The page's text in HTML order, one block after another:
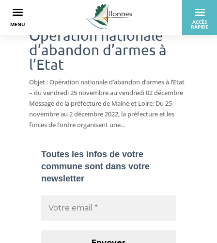
Opération nationale
d’abandon d’armes à
l’Etat
Objet : Opération nationale d’abandon d’armes à l’Etat
– du vendredi 25 novembre au vendredi 02 décembre
Message de la préfecture de Maine et Loire: Du 25
novembre au 2 décembre 2022, la préfecture et les
forces de l’ordre organisent une...
Toutes les infos de votre
commune sont dans votre
newsletter